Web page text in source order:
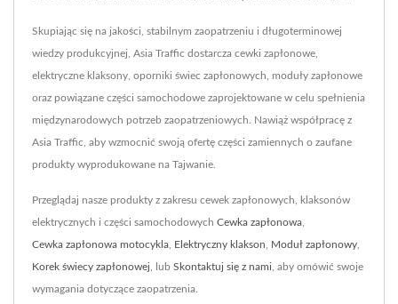
Skupiając się na jakości, stabilnym zaopatrzeniu i długoterminowej
wiedzy produkcyjnej, Asia Traffic dostarcza cewki zapłonowe,
elektryczne klaksony, oporniki świec zapłonowych, moduły zapłonowe
oraz powiązane części samochodowe zaprojektowane w celu spełnienia
międzynarodowych potrzeb zaopatrzeniowych. Nawiąż współpracę z
Asia Traffic, aby wzmocnić swoją ofertę części zamiennych o zaufane
produkty wyprodukowane na Tajwanie.
Przeglądaj nasze produkty z zakresu cewek zapłonowych, klaksonów
elektrycznych i części samochodowych Cewka zapłonowa
Cewka zapłonowa motocykla Elektryczny klakson Moduł zapłonowy
Korek świecy zapłonowej , lub Skontaktuj się z nami , aby omówić swoje
wymagania dotyczące zaopatrzenia.